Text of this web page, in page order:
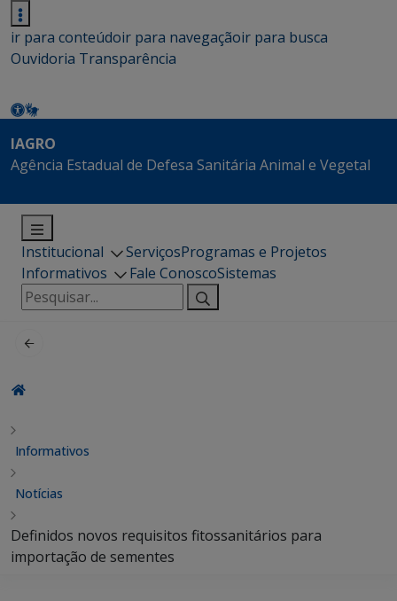
ir para conteúdoir para navegaçãoir para busca
Ouvidoria Transparência
IAGRO
Agência Estadual de Defesa Sanitária Animal e Vegetal
Institucional ServiçosProgramas e Projetos
Informativos
Fale ConoscoSistemas
Pesquisar
por:
Informativos
Notícias
Definidos novos requisitos fitossanitários para
importação de sementes